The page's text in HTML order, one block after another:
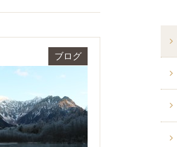
ブログ